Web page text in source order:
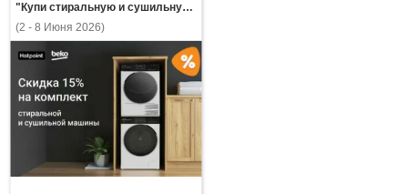
"Купи стиральную и сушильную машины Beko, Hotpoint, Indesit - получи скидку 15%!"
(2 - 8 Июня 2026)